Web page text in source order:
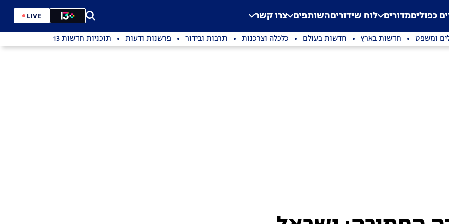
Application error: a
. כפוליםמדורים לוח שידוריםהשותפים צרו קשר LIVE
ומשפט חדשות בארץ חדשות בעולם כלכלה וצרכנות תרבות ובידור פרשנות ודעות תוכניות חדשות 13